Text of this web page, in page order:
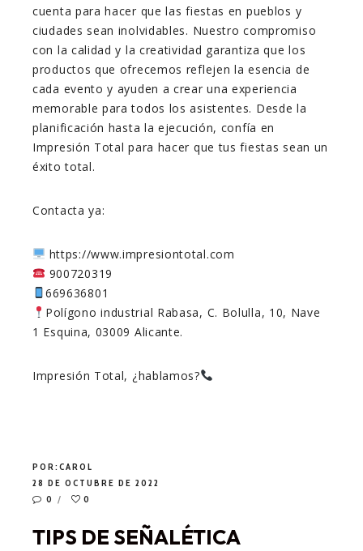
cuenta para hacer que las fiestas en pueblos y
ciudades sean inolvidables. Nuestro compromiso
con la calidad y la creatividad garantiza que los
productos que ofrecemos reflejen la esencia de
cada evento y ayuden a crear una experiencia
memorable para todos los asistentes. Desde la
planificación hasta la ejecución, confía en
Impresión Total para hacer que tus fiestas sean un
éxito total.
Contacta ya:
https://www.impresiontotal.com
900720319
669636801
Polígono industrial Rabasa, C. Bolulla, 10, Nave
1 Esquina, 03009 Alicante.
Impresión Total, ¿hablamos?
POR:CAROL
28 DE OCTUBRE DE 2022
0
0
TIPS DE SEÑALÉTICA